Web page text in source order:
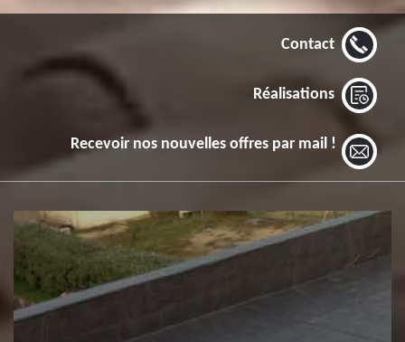
Contact
Réalisations
Recevoir nos nouvelles offres par mail !